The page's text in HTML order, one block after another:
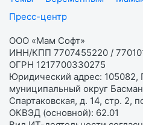
Пресс-центр
ООО «Мам Софт»
ИНН/КПП 7707455220 /
ОГРН 1217700330275
Юридический адрес: 105082,
муниципальный округ
Спартаковская, д. 14, стр. 2,
ОКВЭД (основной): 62.01